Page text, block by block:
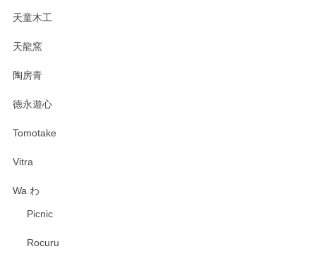
天童木工
天龍窯
陶房青
徳永遊心
Tomotake
Vitra
Wa わ
Picnic
Rocuru